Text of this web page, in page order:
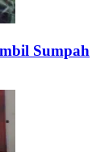
Sumpah